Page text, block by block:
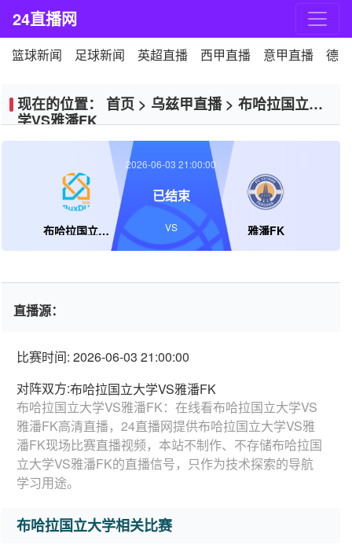
24直播网
篮球新闻 足球新闻 英超直播 西甲直播 意甲直播 德
现在的位置： 首页 > 乌兹甲直播> 布哈拉国立大
学VS雅潘FK
布哈拉国立大学 雅潘FK
2026-06-03 21:00:00
已结束
VS
直播源：
比赛时间: 2026-06-03 21:00:00
对阵双方:布哈拉国立大学VS雅潘FK
布哈拉国立大学VS雅潘FK：在线看布哈拉国立大学VS
雅潘FK高清直播，24直播网提供布哈拉国立大学VS雅
潘FK现场比赛直播视频，本站不制作、不存储布哈拉国
立大学VS雅潘FK的直播信号，只作为技术探索的导航
学习用途。
布哈拉国立大学相关比赛